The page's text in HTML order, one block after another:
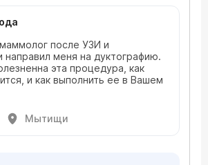
после УЗИ и
направил меня на дуктографию.
эта процедура, как
и как выполнить ее в Вашем
Мытищи